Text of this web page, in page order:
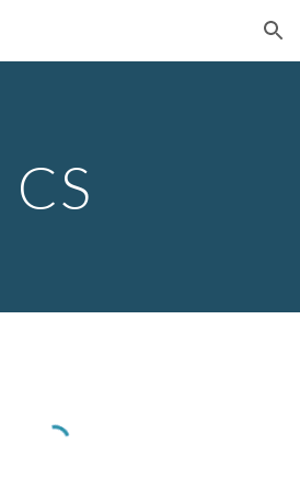
Skip to navigation
CS